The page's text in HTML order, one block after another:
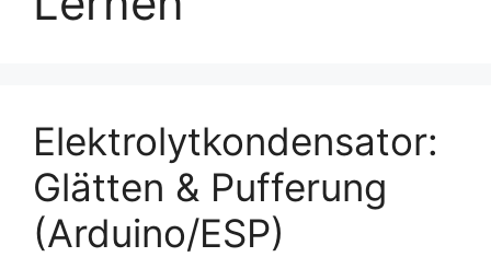
Elektrolytkondensator:
Glätten & Pufferung
(Arduino/ESP)